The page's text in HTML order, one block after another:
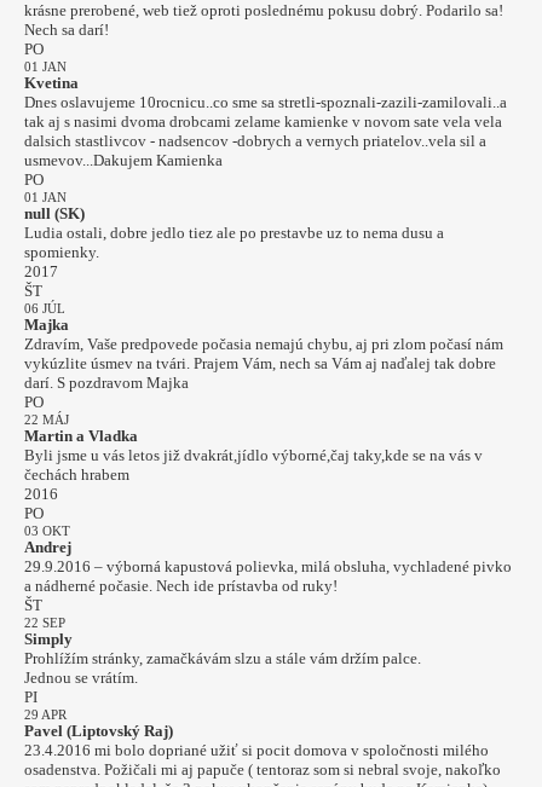
krásne prerobené, web tiež oproti poslednému pokusu dobrý. Podarilo sa!
Nech sa darí!
PO
01 JAN
Kvetina
Dnes oslavujeme 10rocnicu..co sme sa stretli-spoznali-zazili-zamilovali..a
tak aj s nasimi dvoma drobcami zelame kamienke v novom sate vela vela
dalsich stastlivcov - nadsencov -dobrych a vernych priatelov..vela sil a
usmevov...Dakujem Kamienka
PO
01 JAN
null (SK)
Ludia ostali, dobre jedlo tiez ale po prestavbe uz to nema dusu a
spomienky.
2017
ŠT
06 JÚL
Majka
Zdravím, Vaše predpovede počasia nemajú chybu, aj pri zlom počasí nám
vykúzlite úsmev na tvári. Prajem Vám, nech sa Vám aj naďalej tak dobre
darí. S pozdravom Majka
PO
22 MÁJ
Martin a Vladka
Byli jsme u vás letos již dvakrát,jídlo výborné,čaj taky,kde se na vás v
čechách hrabem
2016
PO
03 OKT
Andrej
29.9.2016 – výborná kapustová polievka, milá obsluha, vychladené pivko
a nádherné počasie. Nech ide prístavba od ruky!
ŠT
22 SEP
Simply
Prohlížím stránky, zamačkávám slzu a stále vám držím palce.
Jednou se vrátím.
PI
29 APR
Pavel (Liptovský Raj)
23.4.2016 mi bolo dopriané užiť si pocit domova v spoločnosti milého
osadenstva. Požičali mi aj papuče ( tentoraz som si nebral svoje, nakoľko